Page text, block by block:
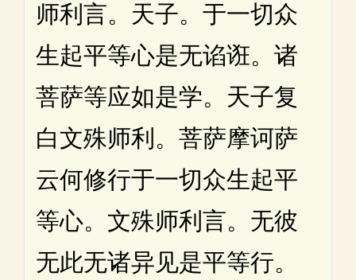
师利言。天子。于一切众
生起平等心是无谄诳。诸
菩萨等应如是学。天子复
白文殊师利。菩萨摩诃萨
云何修行于一切众生起平
等心。文殊师利言。无彼
无此无诸异见是平等行。